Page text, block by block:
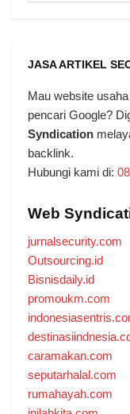
JASA ARTIKEL
Mau website
pencari Google?
Syndication
backlink.
Hubungi kami di:
Web
jurnalsecurity.com
Outsourcing.id
Bisnisdaily.id
promoukm.com
caramakan.com
seputarhalal.com
rumahayah.com